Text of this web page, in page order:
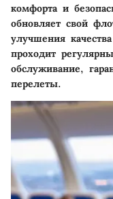
комфорта и
обновляет свой
улучшения
проходит
обслуживание,
перелеты.